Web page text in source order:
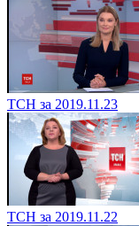
ТСН за 2019.11.23
ТСН за 2019.11.22